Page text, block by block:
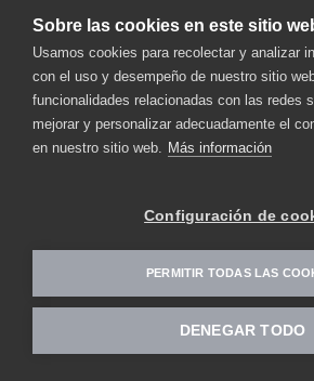
Sobre las cookies en este sitio
Usamos cookies para recolectar y analizar
con el uso y desempeño de nuestro sitio
funcionalidades relacionadas con las redes
mejorar y personalizar adecuadamente el
en nuestro sitio web. Más información
Configuración de
PERMITIR TODAS LAS
DENEGAR TODO